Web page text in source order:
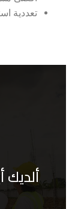
تعددية
ألديك